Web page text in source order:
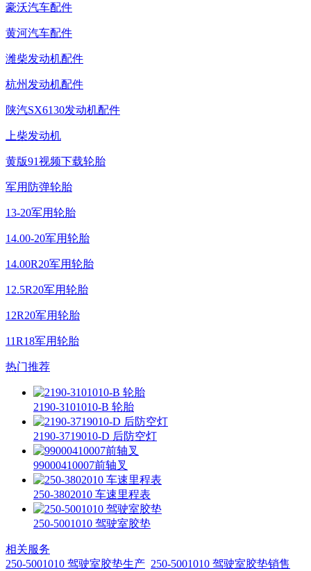
豪沃汽车配件
黄河汽车配件
潍柴发动机配件
杭州发动机配件
陕汽SX6130发动机配件
上柴发动机
黄版91视频下载轮胎
军用防弹轮胎
13-20军用轮胎
14.00-20军用轮胎
14.00R20军用轮胎
12.5R20军用轮胎
12R20军用轮胎
11R18军用轮胎
热门推荐
2190-3101010-B 轮胎
2190-3719010-D 后防空灯
99000410007前轴叉
250-3802010 车速里程表
250-5001010 驾驶室胶垫
相关服务
250-5001010 驾驶室胶垫生产 250-5001010 驾驶室胶垫销售